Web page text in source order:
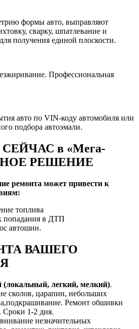
формы авто, выправляют
сварку, шпатлевание и
получения единой плоскости.
Профессиональная
авто по VIN-коду автомобиля или
подбора автоэмали.
в «Мега-
РЕШЕНИЕ
ремонта может привести к
топлива
попадания в ДТП
автошин.
ВАШЕГО
(локальный, легкий, мелкий).
сколов, царапин, небольших
Ремонт обшивки
Сроки 1-2 дня.
незначительных